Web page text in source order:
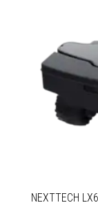
NEXTTECH